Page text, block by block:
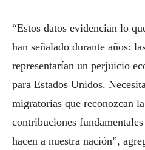
“Estos datos evidencian lo
han señalado durante años:
representarían un perjuicio
para Estados Unidos.
migratorias que reconozcan
contribuciones
hacen a nuestra nación”,